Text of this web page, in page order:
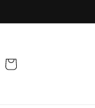
Panier